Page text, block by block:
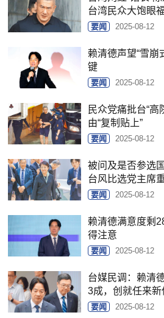
台湾民众大饱眼
要闻 2025-08-12
赖清德声望“雪崩
键
要闻 2025-08-12
民众党痛批台“高
由“复制贴上”
要闻 2025-08-12
被问及是否参选
台风比选党主席
要闻 2025-08-12
赖清德满意度剩
得注意
要闻 2025-08-12
台媒民调：赖清
3成，创就任来新
要闻 2025-08-12